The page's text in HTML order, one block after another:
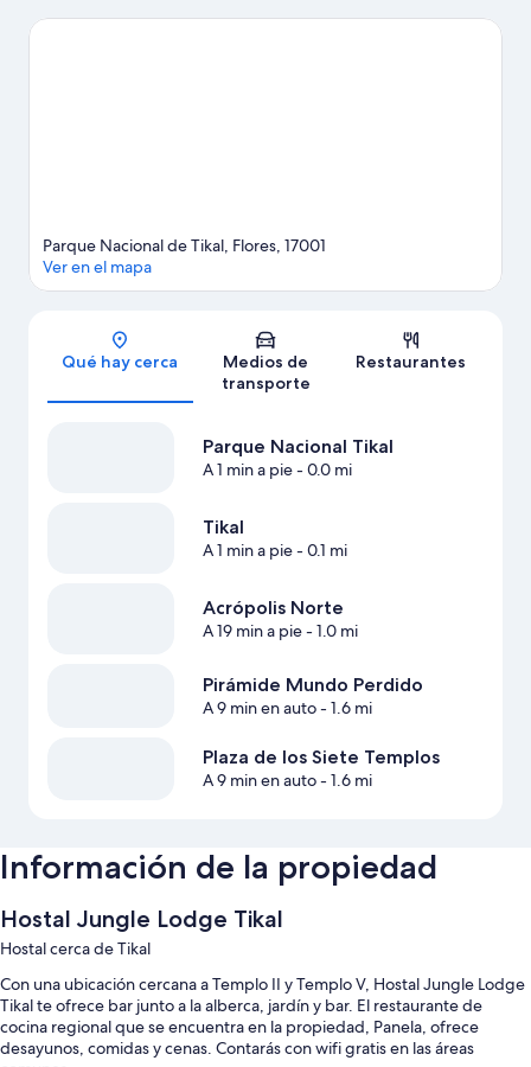
Sección del mapa
Parque Nacional de Tikal, Flores, 17001
Ver en el mapa
Qué hay cerca
Medios de
transporte
Restaurantes
Parque Nacional Tikal
A 1 min a pie- 0.0 mi
Tikal
A 1 min a pie- 0.1 mi
Acrópolis Norte
A 19 min a pie- 1.0 mi
Pirámide Mundo Perdido
A 9 min en auto- 1.6 mi
Plaza de los Siete Templos
A 9 min en auto- 1.6 mi
Información de la propiedad
Hostal Jungle Lodge Tikal
Hostal cerca de Tikal
Con una ubicación cercana a Templo II y Templo V, Hostal Jungle Lodge
Tikal te ofrece bar junto a la alberca, jardín y bar. El restaurante de
cocina regional que se encuentra en la propiedad, Panela, ofrece
desayunos, comidas y cenas. Contarás con wifi gratis en las áreas